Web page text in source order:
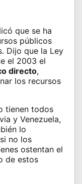
que se ha
públicos
Dijo que la Ley
el 2003 el
directo,
los recursos
tienen todos
y Venezuela,
lo
no los
ostentan el
de estos